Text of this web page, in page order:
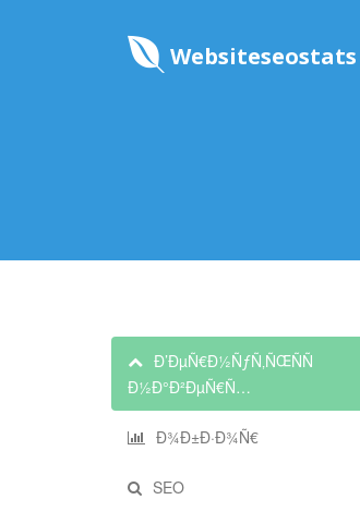
Websiteseostats
Ð’ÐµÑ€Ð½ÑƒÑ‚ÑŒÑÑ
Ð½Ð°Ð²ÐµÑ€Ñ…
Ð¾Ð±Ð·Ð¾Ñ€
SEO